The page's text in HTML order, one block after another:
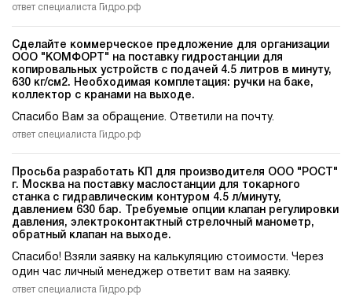
ответ специалиста Гидро.рф
Сделайте коммерческое предложение для организации
ООО "КОМФОРТ" на поставку гидростанции для
копировальных устройств c подачей 4.5 литров в минуту,
630 кг/см2. Необходимая комплетация: ручки на баке,
коллектор с кранами на выходе.
Спасибо Вам за обращение. Ответили на почту.
ответ специалиста Гидро.рф
Просьба разработать КП для производителя ООО "РОСТ"
г. Москва на поставку маслостанции для токарного
станка c гидравлическим контуром 4.5 л/минуту,
давлением 630 бар. Требуемые опции клапан регулировки
давления, электроконтактный стрелочный манометр,
обратный клапан на выходе.
Спасибо! Взяли заявку на калькуляцию стоимости. Через
один час личный менеджер ответит вам на заявку.
ответ специалиста Гидро.рф